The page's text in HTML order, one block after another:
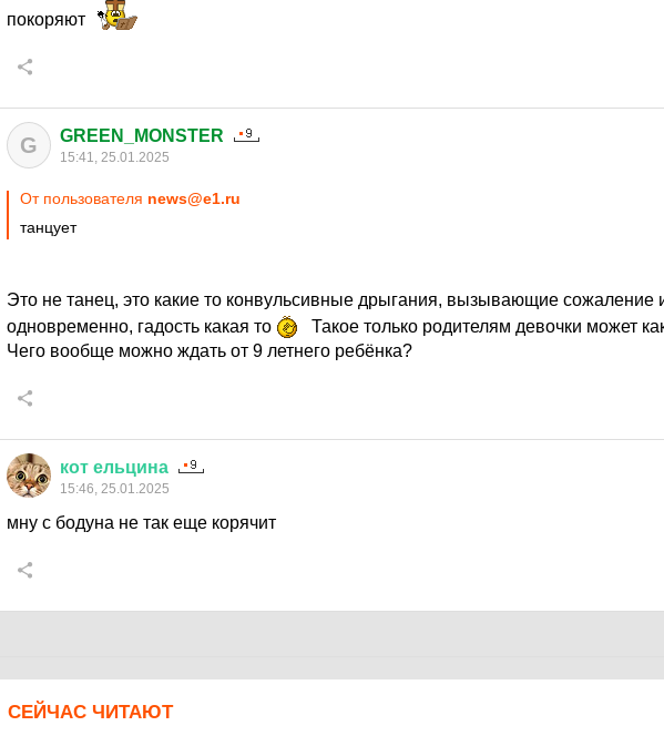
покоряют
G GREEN_MONSTER
15:41, 25.01.2025
От пользователя news@e1.ru
танцует
Это не танец, это какие то конвульсивные дрыгания, вызывающие сожаление
одновременно, гадость какая то
Такое только родителям девочки может
Чего вообще можно ждать от 9 летнего ребёнка?
кот ельцина
15:46, 25.01.2025
мну с бодуна не так еще корячит
СЕЙЧАС ЧИТАЮТ